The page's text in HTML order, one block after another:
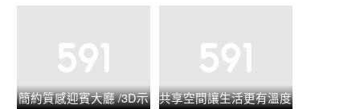
簡約質感迎賓大廳 /3D示
共享空間讓生活更有溫度